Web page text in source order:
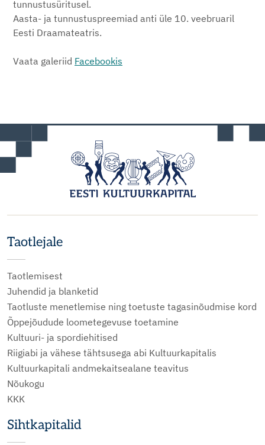
tunnustusüritusel.
Aasta- ja tunnustuspreemiad anti üle 10. veebruaril
Eesti Draamateatris.
Vaata galeriid Facebookis
Taotlejale
Taotlemisest
Juhendid ja blanketid
Taotluste menetlemise ning toetuste tagasinõudmise kord
Õppejõudude loometegevuse toetamine
Kultuuri- ja spordiehitised
Riigiabi ja vähese tähtsusega abi Kultuurkapitalis
Kultuurkapitali andmekaitsealane teavitus
Nõukogu
KKK
Sihtkapitalid